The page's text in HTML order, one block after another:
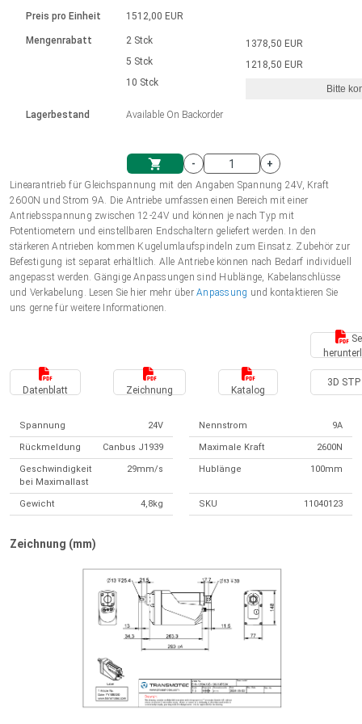
Einheitssystem
Einkaufswagen
Hubmagnete
230 - 50 Hz | 110 - 60 Hz
Drehzahlregelung für die AIS-Serie
Bürstenlose Gleichstrommotoren
mit Planetengetriebe und internem
Ø 28-42| 1-1400 rpm | <= 290Ncm
Bürstenlose DC Motor Controller
Gleichstrommotoren mit
Schneckengetriebe und Bürsten
Ø43-124mm | 31-425rpm | ≤ 41Nm
Treiber für Gleichstrommotoren mit
Synchron-Asynchron | für 1-4 Elektrozylinder
Synchron-Asynchron | für 1-4 Elektrozylinder
Français (EUR)
Polski (EUR)
Norsk (NOK)
Suomi (EUR)
Preis pro Einheit
Mengenrabatt
Lagerbestand
1512,00 EUR
2 Stck
5 Stck
10 Stck
Available On Backorder
1378,50 EUR
1218,50 EUR
Bitte
-
+
Linearantrieb für Gleichspannung mit den Angaben Spannung 24V, Kraft
2600N und Strom 9A. Die Antriebe umfassen einen Bereich mit einer
Antriebsspannung zwischen 12-24V und können je nach Typ mit
Potentiometern und einstellbaren Endschaltern geliefert werden. In den
stärkeren Antrieben kommen Kugelumlaufspindeln zum Einsatz. Zubehör zur
Befestigung ist separat erhältlich. Alle Antriebe können nach Bedarf individuell
angepasst werden. Gängige Anpassungen sind Hublänge, Kabelanschlüsse
und Verkabelung. Lesen Sie hier mehr überAnpassung und kontaktieren Sie
uns gerne für weitere Informationen.
Datenblatt Zeichnung Katalog
3D STP
Spannung 24V Nennstrom 9A
Rückmeldung Canbus J1939 Maximale Kraft 2600N
Geschwindigkeit
bei Maximallast
29mm/s Hublänge 100mm
Gewicht 4,8kg SKU 11040123
Zeichnung (mm)